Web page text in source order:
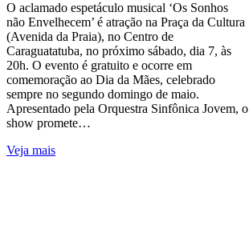
O aclamado espetáculo musical ‘Os Sonhos
não Envelhecem’ é atração na Praça da Cultura
(Avenida da Praia), no Centro de
Caraguatatuba, no próximo sábado, dia 7, às
20h. O evento é gratuito e ocorre em
comemoração ao Dia da Mães, celebrado
sempre no segundo domingo de maio.
Apresentado pela Orquestra Sinfônica Jovem, o
show promete…
Veja mais